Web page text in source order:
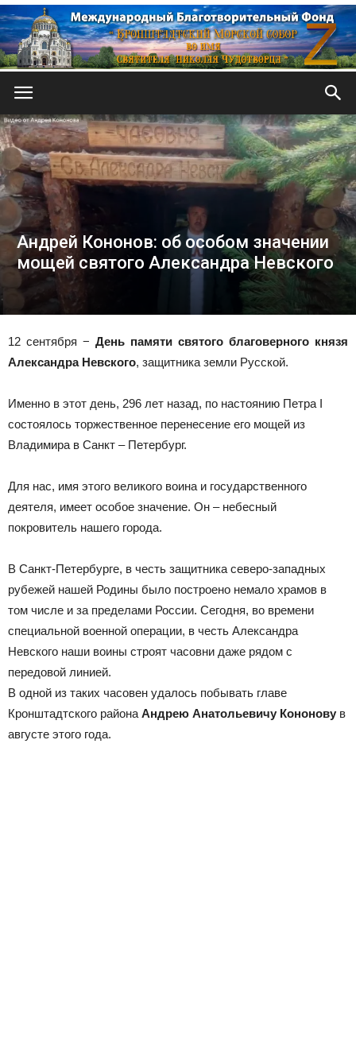
Морской
собор
Андрей Кононов: об особом значении
мощей святого Александра Невского
12 сентября − День памяти святого благоверного князя
Александра Невского, защитника земли Русской.
Именно в этот день, 296 лет назад, по настоянию Петра I
состоялось торжественное перенесение его мощей из
Владимира в Санкт – Петербург.
Для нас, имя этого великого воина и государственного
деятеля, имеет особое значение. Он – небесный
покровитель нашего города.
В Санкт-Петербурге, в честь защитника северо-западных
рубежей нашей Родины было построено немало храмов в
том числе и за пределами России. Сегодня, во времени
специальной военной операции, в честь Александра
Невского наши воины строят часовни даже рядом с
передовой линией.
В одной из таких часовен удалось побывать главе
Кронштадтского района Андрею Анатольевичу Кононову в
августе этого года.